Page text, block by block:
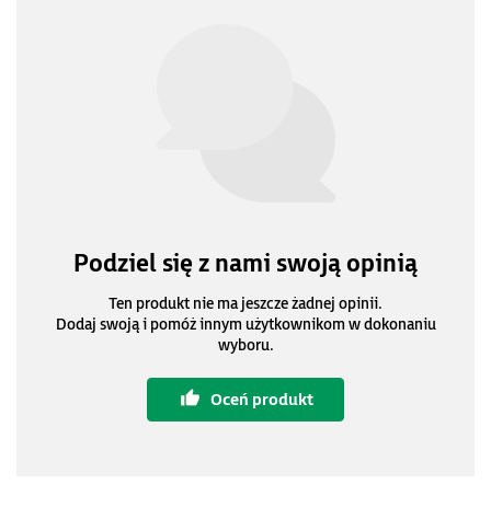
Podziel się z nami swoją opinią
Ten produkt nie ma jeszcze żadnej opinii.
Dodaj swoją i pomóż innym użytkownikom w dokonaniu
wyboru.
Oceń produkt